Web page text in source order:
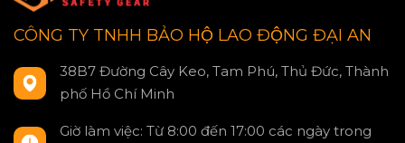
CÔNG TY TNHH BẢO HỘ LAO ĐỘNG ĐẠI AN
38B7 Đường Cây Keo, Tam Phú, Thủ Đức, Thành
phố Hồ Chí Minh
Giờ làm việc: Từ 8:00 đến 17:00 các ngày trong